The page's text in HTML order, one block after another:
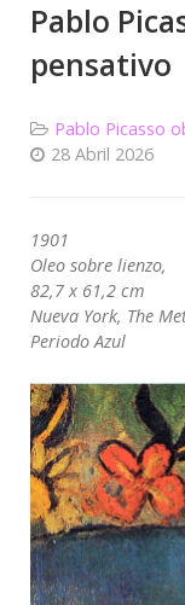
Pablo
pensativo
Pablo Picasso
28 Abril 2026
1901
Oleo sobre lienzo,
82,7 x 61,2 cm
Nueva York, The
Periodo Azul